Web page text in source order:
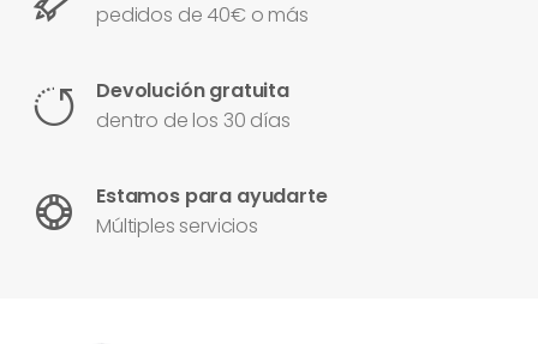
pedidos de 40€ o más
Devolución gratuita
dentro de los 30 días
Estamos para ayudarte
Múltiples servicios